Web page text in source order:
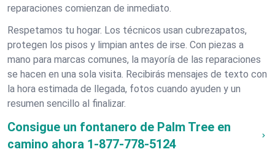
reparaciones comienzan de inmediato.
Respetamos tu hogar. Los técnicos usan cubrezapatos,
protegen los pisos y limpian antes de irse. Con piezas a
mano para marcas comunes, la mayoría de las reparaciones
se hacen en una sola visita. Recibirás mensajes de texto con
la hora estimada de llegada, fotos cuando ayuden y un
resumen sencillo al finalizar.
Consigue un fontanero de Palm Tree en
camino ahora 1-877-778-5124